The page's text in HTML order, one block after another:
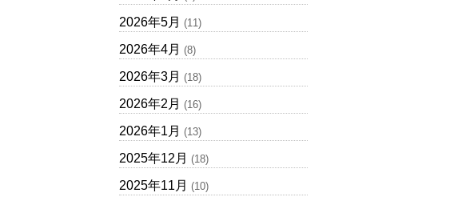
2026年5月 (11)
2026年4月 (8)
2026年3月 (18)
2026年2月 (16)
2026年1月 (13)
2025年12月 (18)
2025年11月 (10)